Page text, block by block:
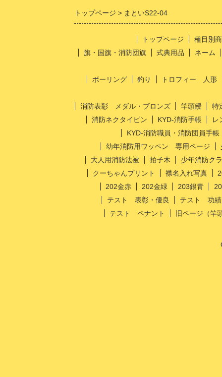
トップページ まといS22-04
トップページ
種目別
旗・国旗・消防団旗
式典用品 ネーム
ボーリング 釣り トロフィー 人形
消防表彰 メダル・ブロンズ 竿頭綬
特
消防ネクタイピン
KYD-消防手帳
レ
KYD-消防職員・消防団員手帳
幼年消防用ワッペン 専用ページ
大人用消防法被
拍子木
少年消防ク
クーちゃんプリント
襟名入れ写真
202金赤
202金緑 203銀青
テスト 表彰・優良
テスト 功績
テスト ペナント
旧ページ（竿